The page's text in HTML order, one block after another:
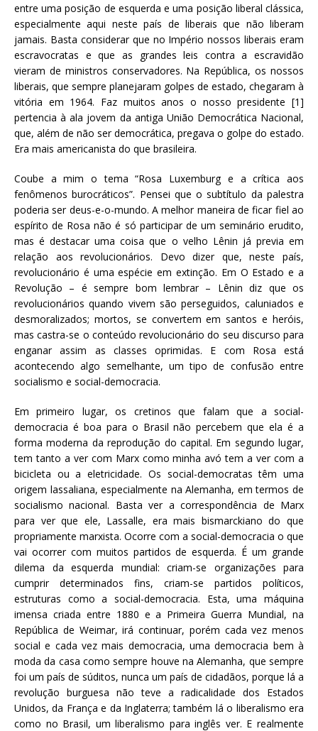
entre uma posição de esquerda e uma posição liberal clássica,
especialmente aqui neste país de liberais que não liberam
jamais. Basta considerar que no Império nossos liberais eram
escravocratas e que as grandes leis contra a escravidão
vieram de ministros conservadores. Na República, os nossos
liberais, que sempre planejaram golpes de estado, chegaram à
vitória em 1964. Faz muitos anos o nosso presidente [1]
pertencia à ala jovem da antiga União Democrática Nacional,
que, além de não ser democrática, pregava o golpe do estado.
Era mais americanista do que brasileira.
Coube a mim o tema “Rosa Luxemburg e a crítica aos
fenômenos burocráticos”. Pensei que o subtítulo da palestra
poderia ser deus-e-o-mundo. A melhor maneira de ficar fiel ao
espírito de Rosa não é só participar de um seminário erudito,
mas é destacar uma coisa que o velho Lênin já previa em
relação aos revolucionários. Devo dizer que, neste país,
revolucionário é uma espécie em extinção. Em O Estado e a
Revolução – é sempre bom lembrar – Lênin diz que os
revolucionários quando vivem são perseguidos, caluniados e
desmoralizados; mortos, se convertem em santos e heróis,
mas castra-se o conteúdo revolucionário do seu discurso para
enganar assim as classes oprimidas. E com Rosa está
acontecendo algo semelhante, um tipo de confusão entre
socialismo e social-democracia.
Em primeiro lugar, os cretinos que falam que a social-
democracia é boa para o Brasil não percebem que ela é a
forma moderna da reprodução do capital. Em segundo lugar,
tem tanto a ver com Marx como minha avó tem a ver com a
bicicleta ou a eletricidade. Os social-democratas têm uma
origem lassaliana, especialmente na Alemanha, em termos de
socialismo nacional. Basta ver a correspondência de Marx
para ver que ele, Lassalle, era mais bismarckiano do que
propriamente marxista. Ocorre com a social-democracia o que
vai ocorrer com muitos partidos de esquerda. É um grande
dilema da esquerda mundial: criam-se organizações para
cumprir determinados fins, criam-se partidos políticos,
estruturas como a social-democracia. Esta, uma máquina
imensa criada entre 1880 e a Primeira Guerra Mundial, na
República de Weimar, irá continuar, porém cada vez menos
social e cada vez mais democracia, uma democracia bem à
moda da casa como sempre houve na Alemanha, que sempre
foi um país de súditos, nunca um país de cidadãos, porque lá a
revolução burguesa não teve a radicalidade dos Estados
Unidos, da França e da Inglaterra; também lá o liberalismo era
como no Brasil, um liberalismo para inglês ver. E realmente